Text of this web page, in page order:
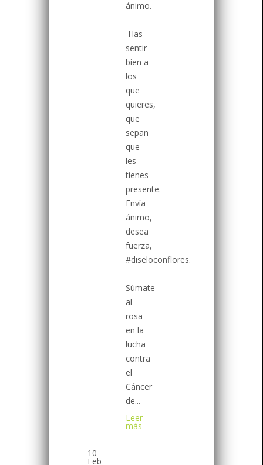
ánimo.
Has
sentir
bien a
los
que
quieres,
que
sepan
que
les
tienes
presente.
Envía
ánimo,
desea
fuerza,
#diseloconflores.
Súmate
al
rosa
en la
lucha
contra
el
Cáncer
de...
Leer
más
10
Feb